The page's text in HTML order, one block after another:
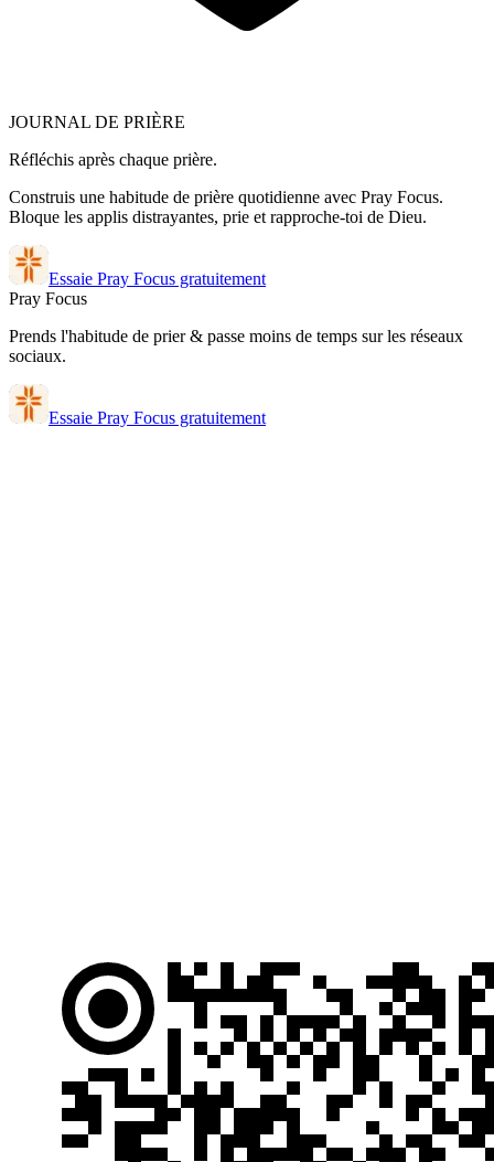
JOURNAL DE PRIÈRE
Réfléchis après chaque prière.
Construis une habitude de prière quotidienne avec Pray Focus.
Bloque les applis distrayantes, prie et rapproche-toi de Dieu.
Essaie Pray Focus gratuitement
Pray Focus
Prends l'habitude de prier & passe moins de temps sur les réseaux
sociaux.
Essaie Pray Focus gratuitement